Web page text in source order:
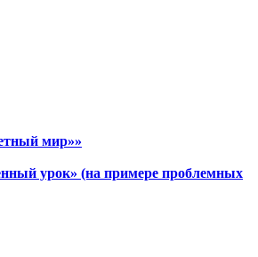
мир»»
урок» (на примере проблемных